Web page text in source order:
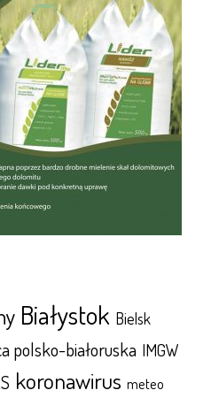
Białystok Bielsk
polsko-białoruska IMGW
koronawirus meteo